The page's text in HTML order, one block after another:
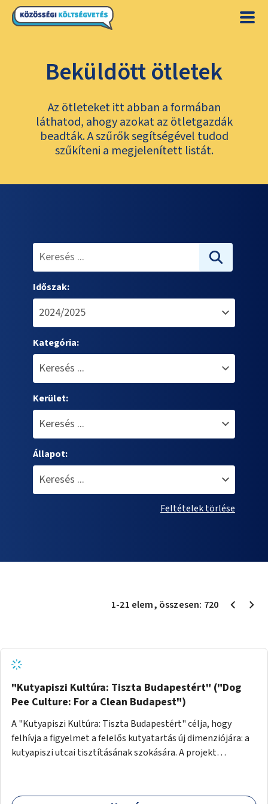
Beküldött ötletek
Az ötleteket itt abban a formában
láthatod, ahogy azokat az ötletgazdák
beadták. A szűrők segítségével tudod
szűkíteni a megjelenített listát.
Időszak:
Kategória:
Kerület:
Állapot:
Feltételek törlése
1-21 elem, összesen: 720
"Kutyapiszi Kultúra: Tiszta Budapestért" ("Dog
Pee Culture: For a Clean Budapest")
A "Kutyapiszi Kultúra: Tiszta Budapestért" célja, hogy
felhívja a figyelmet a felelős kutyatartás új dimenziójára: a
kutyapiszi utcai tisztításának szokására. A projekt
palack vízzel öblítsék le azt, ezzel hozzájárulva a tiszta,